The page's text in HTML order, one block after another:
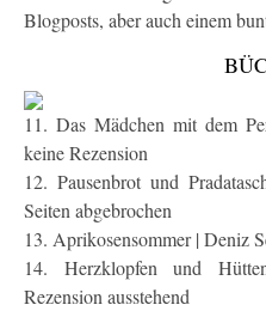
Blogposts, aber auch einem
11. Das Mädchen mit dem
keine Rezension
12. Pausenbrot und
Seiten abgebrochen
13. Aprikosensommer | Deniz
14. Herzklopfen und
Rezension ausstehend